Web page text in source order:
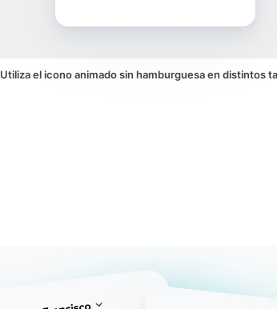
Utiliza el icono animado sin hamburguesa en distintos